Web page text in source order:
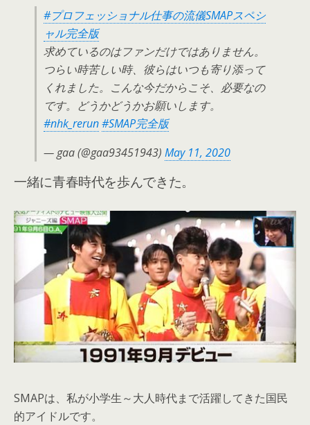
#プロフェッショナル仕事の流儀SMAPスペシ
ャル完全版
求めているのはファンだけではありません。
つらい時苦しい時、彼らはいつも寄り添って
くれました。こんな今だからこそ、必要なの
です。どうかどうかお願いします。
#nhk_rerun#SMAP完全版
— gaa (@gaa93451943) May 11, 2020
一緒に青春時代を歩んできた。
SMAPは、私が小学生～大人時代まで活躍してきた国民
的アイドルです。